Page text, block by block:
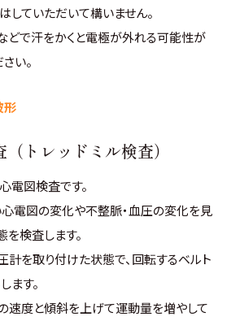
ていただいて構いません。
どで汗をかくと電極が外れる可能性が
い。
形
トレッドミル検査）
電図検査です。
電図の変化や不整脈・血圧の変化を見
検査します。
計を取り付けた状態で、回転するベルト
ます。
速度と傾斜を上げて運動量を増やして